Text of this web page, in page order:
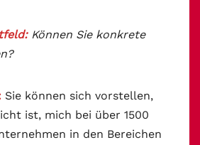
Können Sie konkrete
Sie können sich vorstellen,
ist, mich bei über 1500
in den Bereichen